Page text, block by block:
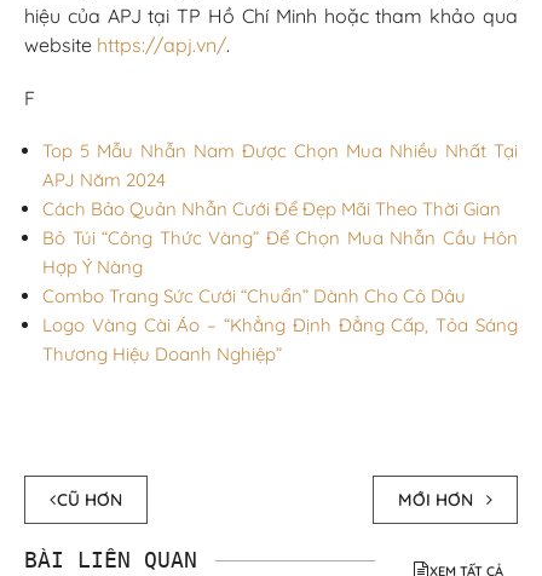
hiệu của APJ tại TP Hồ Chí Minh hoặc tham khảo qua
website https://apj.vn/.
F
Top 5 Mẫu Nhẫn Nam Được Chọn Mua Nhiều Nhất Tại
APJ Năm 2024
Cách Bảo Quản Nhẫn Cưới Để Đẹp Mãi Theo Thời Gian
Bỏ Túi “Công Thức Vàng” Để Chọn Mua Nhẫn Cầu Hôn
Hợp Ý Nàng
Combo Trang Sức Cưới “Chuẩn” Dành Cho Cô Dâu
Logo Vàng Cài Áo – “Khẳng Định Đẳng Cấp, Tỏa Sáng
Thương Hiệu Doanh Nghiệp”
CŨ HƠN MỚI HƠN
XEM TẤT CẢ
BÀI LIÊN QUAN